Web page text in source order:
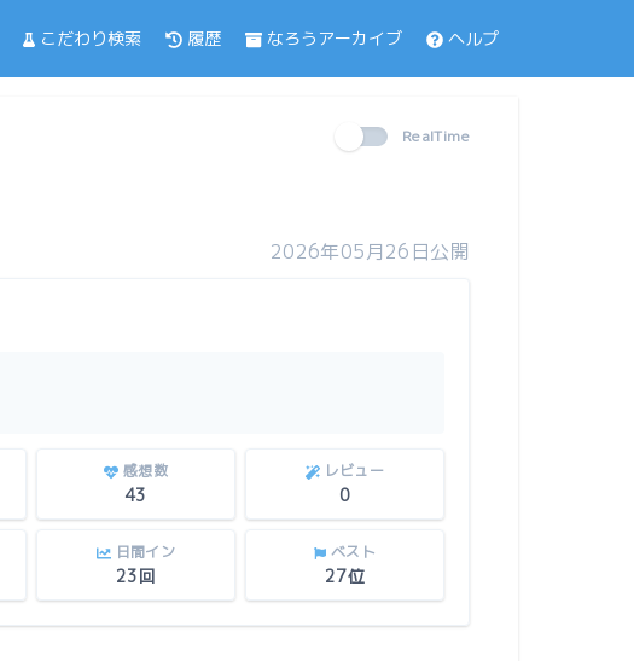
こだわり検索 履歴 なろうアーカイブ ヘルプ
RealTime
2026年05月26日公開
感想数
43
レビュー
0
日間イン
23回
ベスト
27位